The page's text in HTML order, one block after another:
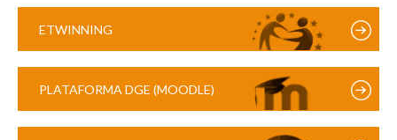
ETWINNING
PLATAFORMA DGE (MOODLE)